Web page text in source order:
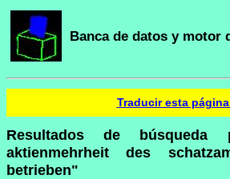
Banca de datos y motor
Traducir esta
Resultados de búsqueda
aktienmehrheit des
betrieben"